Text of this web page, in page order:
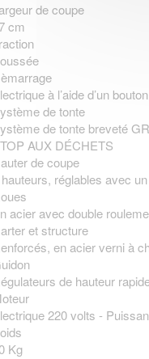
de coupe
cm
à l’aide d’un
de tonte
de tonte breveté
AUX DÉCHETS
de coupe
réglables avec
acier avec double
et structure
en acier verni à
de hauteur
220 volts -
Kg